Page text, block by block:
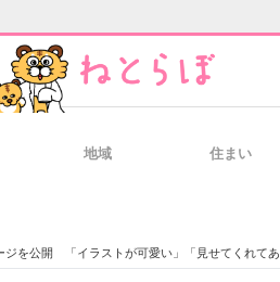
地域 住まい
開 「イラストが可愛い」「見せてくれてありがとう」